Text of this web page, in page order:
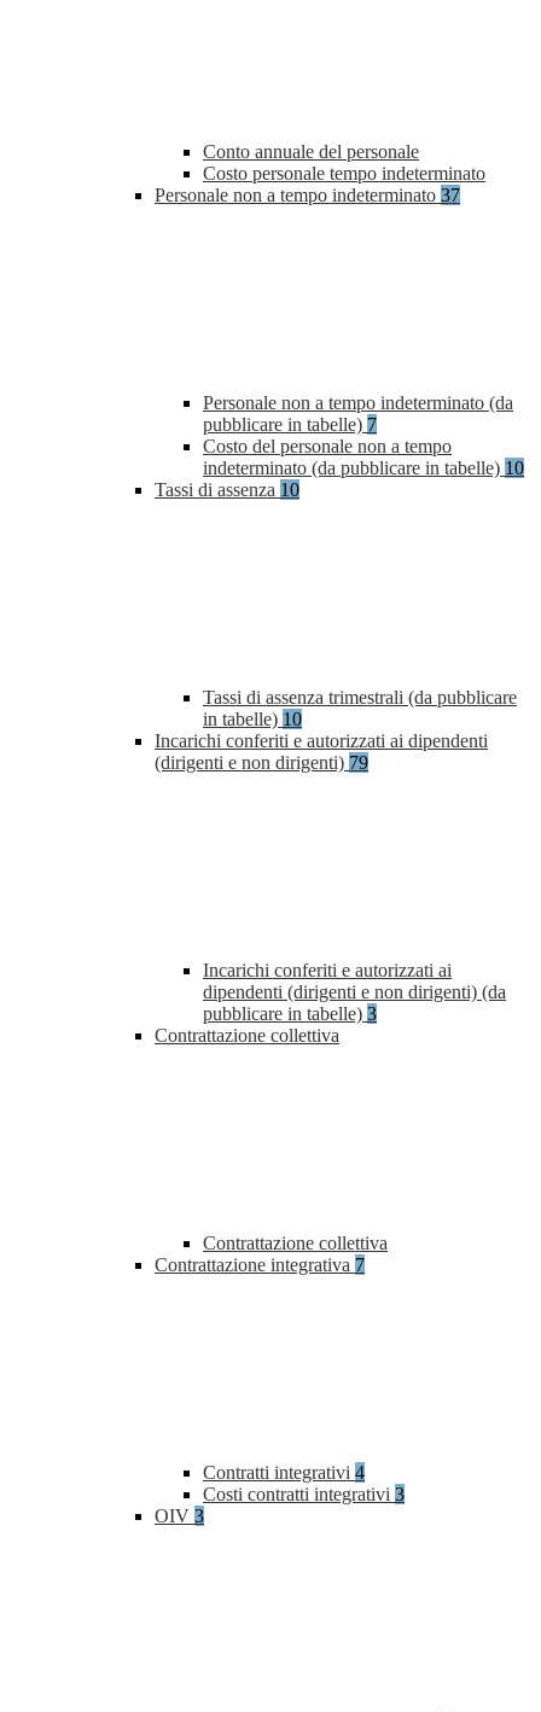
Conto annuale del personale
Costo personale tempo indeterminato
Personale non a tempo indeterminato 37
Personale non a tempo indeterminato (da
pubblicare in tabelle) 7
Costo del personale non a tempo
indeterminato (da pubblicare in tabelle) 10
Tassi di assenza 10
Tassi di assenza trimestrali (da pubblicare
in tabelle) 10
Incarichi conferiti e autorizzati ai dipendenti
(dirigenti e non dirigenti) 79
Incarichi conferiti e autorizzati ai
dipendenti (dirigenti e non dirigenti) (da
pubblicare in tabelle) 3
Contrattazione collettiva
Contrattazione collettiva
Contrattazione integrativa 7
Contratti integrativi 4
Costi contratti integrativi 3
OIV 3